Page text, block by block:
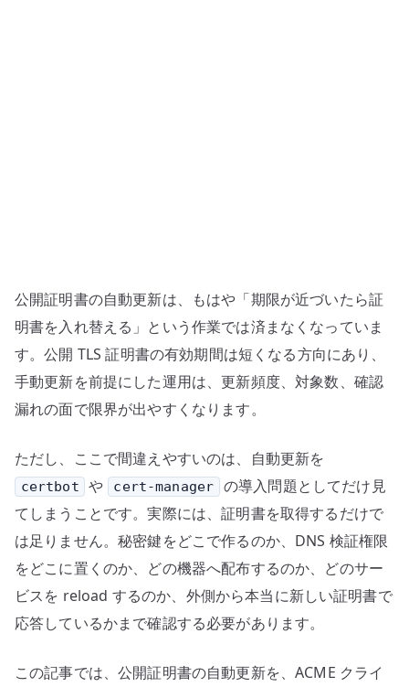
01、
DNS-
01、
混
環
の
責
任
境
界
へ
公開証明書の自動更新は、もはや「期限が近づいたら証
明書を入れ替える」という作業では済まなくなっていま
す。公開 TLS 証明書の有効期間は短くなる方向にあり、
手動更新を前提にした運用は、更新頻度、対象数、確認
漏れの面で限界が出やすくなります。
ただし、ここで間違えやすいのは、自動更新を
certbot や cert-manager
の導入問題としてだけ見
てしまうことです。実際には、証明書を取得するだけで
は足りません。秘密鍵をどこで作るのか、DNS 検証権限
をどこに置くのか、どの機器へ配布するのか、どのサー
ビスを reload するのか、外側から本当に新しい証明書で
応答しているかまで確認する必要があります。
この記事では、公開証明書の自動更新を、ACME クライ